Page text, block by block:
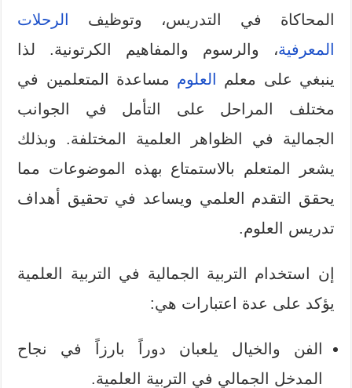
المحاكاة في التدريس، وتوظيف
الرحلات
المعرفية، والرسوم والمفاهيم الكرتونية. لذا
ينبغي على معلم
العلوم مساعدة المتعلمين في
مختلف المراحل على التأمل في الجوانب
الجمالية في الظواهر العلمية المختلفة. وبذلك
يشعر المتعلم بالاستمتاع بهذه الموضوعات مما
يحقق التقدم العلمي ويساعد في تحقيق أهداف
تدريس العلوم.
إن استخدام التربية الجمالية في التربية العلمية
يؤكد على عدة اعتبارات هي:
الفن والخيال يلعبان دوراً بارزاً في نجاح
المدخل الجمالي في التربية العلمية.